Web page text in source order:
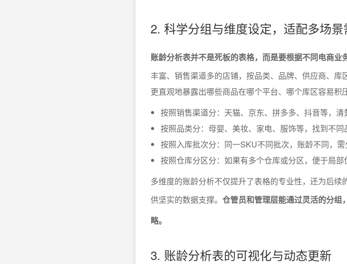
2. 科学分组与维度设定，适配多场景
账龄分析表并不是死板的表格，而是要根据不同电商业
丰富、销售渠道多的店铺，按品类、品牌、供应商、
更直观地暴露出哪些商品在哪个平台、哪个库区容易积
按照销售渠道分：天猫、京东、拼多多、抖音等，清
按照品类分：母婴、美妆、家电、服饰等，找到不同
按照入库批次分：同一SKU不同批次，账龄不同，需
按照仓库分区分：如果有多个仓库或分区，便于局部
多维度的账龄分析不仅提升了表格的专业性，还为后
供坚实的数据支撑。 仓管员和管理层能通过灵活的分组
略。
3. 账龄分析表的可视化与动态更新